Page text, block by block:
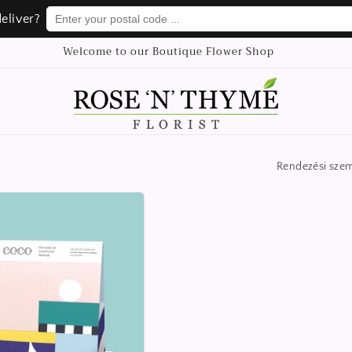
Enter your postal code ...
Enter your postal code ...
Welcome to our Boutique Flower Shop
Rendezési